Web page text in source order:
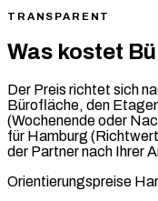
TRANSPARENT
Was kostet
Der Preis richtet sich
Bürofläche, den
(Wochenende oder
für Hamburg
der Partner nach Ihrer
Orientierungspreise